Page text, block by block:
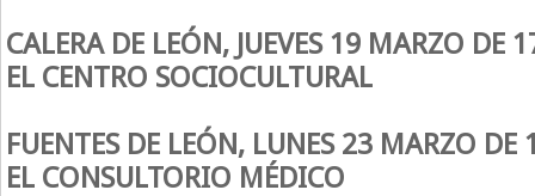
CALERA DE LEÓN, JUEVES 19 MARZO DE
EL CENTRO SOCIOCULTURAL
FUENTES DE LEÓN, LUNES 23 MARZO
EL CONSULTORIO MÉDICO